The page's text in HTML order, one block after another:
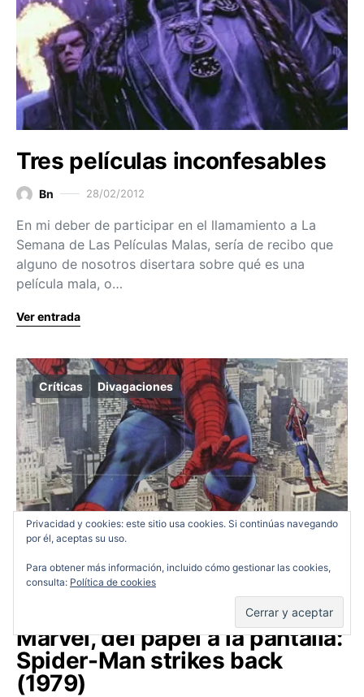
Tres películas inconfesables
Bn 28/02/2012
En mi deber de participar en el llamamiento a La
Semana de Las Películas Malas, sería de recibo que
alguno de nosotros disertara sobre qué es una
película mala, o…
Ver entrada
Críticas Divagaciones
Marvel, del papel a la pantalla:
Spider-Man strikes back
(1979)
Privacidad y cookies: este sitio usa cookies. Si continúas navegando
por él, aceptas su uso.
Para obtener más información, incluido cómo gestionar las cookies,
consulta: Política de cookies